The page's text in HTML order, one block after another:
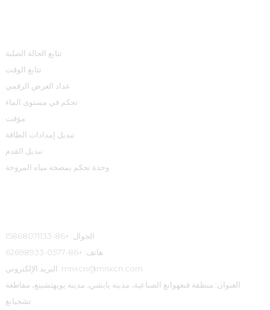
تتابع الحالة الصلبة
تتابع الوقت
عداد العرض الرقمي
تحكم في مستوى الماء
مؤقت
تبديل إمدادات الطاقة
تبديل القدم
وحدة تحكم بمضخة مياه المروحة
الجوال: +86-15868071133
هاتف: +86-0577-62698933
البريد الإلكتروني: mnxcn@mnxcn.com
العنوان: منطقة فنغهوانغ الصناعية، مدينة بايشي، مدينة يويهتشينغ، مقاطعة
تشجيانغ